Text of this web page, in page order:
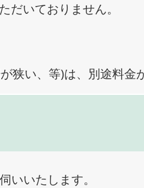
いておりません。
い、等)は、別途料金
いいたします。